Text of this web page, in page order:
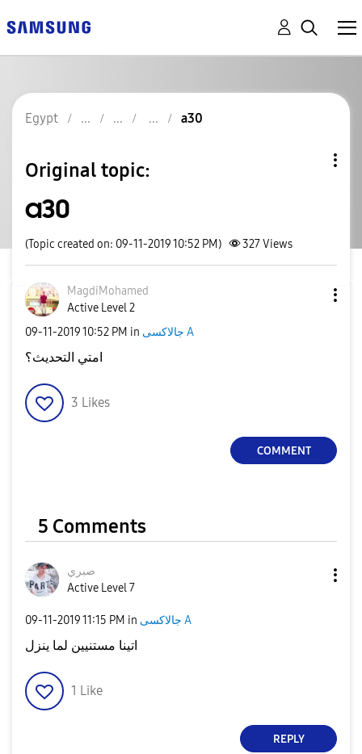
Egypt a30
Original topic:
a30
(Topic created on: 09-11-2019 10:52 PM) 327Views
MagdiMohamed
Active Level 2
‎09-11-201910:52 PM in جالاكسى A
3 Likes
COMMENT
5 Comments
صبري
Active Level 7
‎09-11-201911:15 PM in جالاكسى A
اتينا مستنيين لما ينزل
1 Like
REPLY